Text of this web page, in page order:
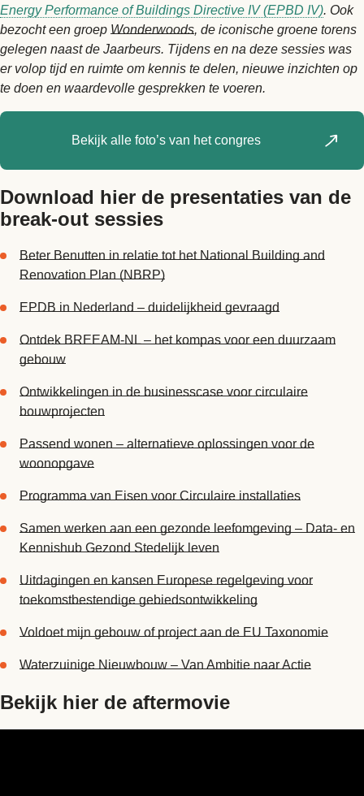
Energy Performance of Buildings Directive IV (EPBD IV). Ook
bezocht een groep Wonderwoods, de iconische groene torens
gelegen naast de Jaarbeurs. Tijdens en na deze sessies was
er volop tijd en ruimte om kennis te delen, nieuwe inzichten op
te doen en waardevolle gesprekken te voeren.
Bekijk alle foto’s van het congres
Download hier de presentaties van de
break-out sessies
Beter Benutten in relatie tot het National Building and
Renovation Plan (NBRP)
EPDB in Nederland – duidelijkheid gevraagd
Ontdek BREEAM-NL – het kompas voor een duurzaam
gebouw
Ontwikkelingen in de businesscase voor circulaire
bouwprojecten
Passend wonen – alternatieve oplossingen voor de
woonopgave
Programma van Eisen voor Circulaire installaties
Samen werken aan een gezonde leefomgeving – Data- en
Kennishub Gezond Stedelijk leven
Uitdagingen en kansen Europese regelgeving voor
toekomstbestendige gebiedsontwikkeling
Voldoet mijn gebouw of project aan de EU Taxonomie
Waterzuinige Nieuwbouw – Van Ambitie naar Actie
Bekijk hier de aftermovie